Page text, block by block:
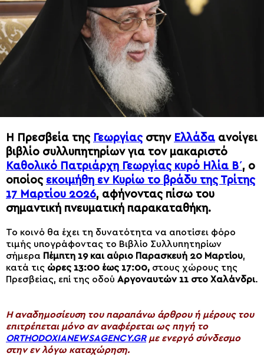
H Πρεσβεία της Γεωργίας στην Ελλάδα ανοίγει
βιβλίο συλλυπητηρίων για τον μακαριστό
Καθολικό Πατριάρχη Γεωργίας κυρό Ηλία Β΄, ο
οποίος εκοιμήθη εν Κυρίω το βράδυ της Τρίτης
17 Μαρτίου 2026, αφήνοντας πίσω του
σημαντική πνευματική παρακαταθήκη.
Το κοινό θα έχει τη δυνατότητα να αποτίσει φόρο
τιμής υπογράφοντας το Βιβλίο Συλλυπητηρίων
σήμερα Πέμπτη 19 και αύριο Παρασκευή 20 Μαρτίου,
κατά τις ώρες 13:00 έως 17:00, στους χώρους της
Πρεσβείας, επί της οδού Αργοναυτών 11 στο Χαλάνδρι.
H αναδημοσίευση του παραπάνω άρθρου ή μέρους του
επιτρέπεται μόνο αν αναφέρεται ως πηγή το
ORTHODOXIANEWSAGENCY.GRμε ενεργό σύνδεσμο
στην εν λόγω καταχώρηση.